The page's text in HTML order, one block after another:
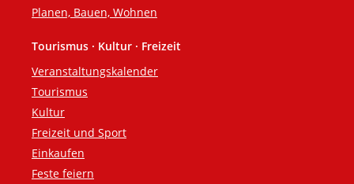
Planen, Bauen, Wohnen
Tourismus · Kultur · Freizeit
Veranstaltungskalender
Tourismus
Kultur
Freizeit und Sport
Einkaufen
Feste feiern